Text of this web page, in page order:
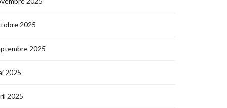
2025
2025
2025
2025